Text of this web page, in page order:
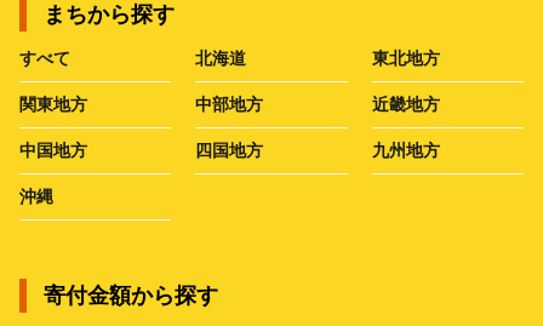
まちから探す
すべて 北海道 東北地方
関東地方 中部地方 近畿地方
中国地方 四国地方 九州地方
沖縄
寄付金額から探す